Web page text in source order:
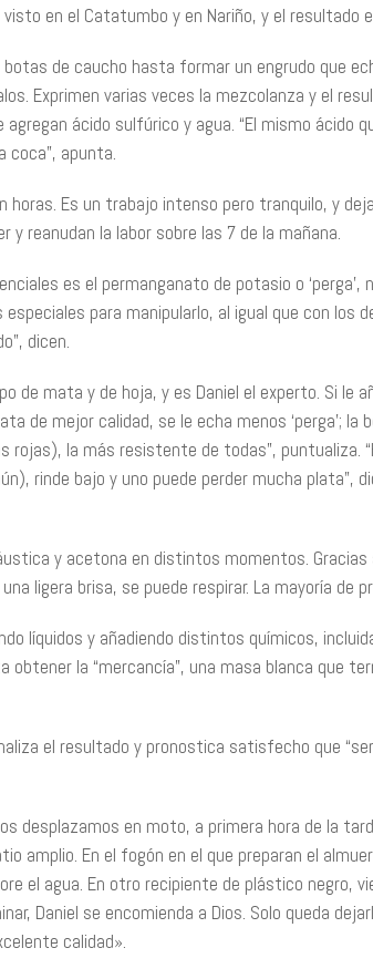
en el Catatumbo y en Nariño, y el resultado
de caucho hasta formar un engrudo que
Exprimen varias veces la mezcolanza y el
ácido sulfúrico y agua. “El mismo ácido
coca”, apunta.
horas. Es un trabajo intenso pero tranquilo, y
y reanudan la labor sobre las 7 de la mañana.
es el permanganato de potasio o
para manipularlo, al igual que con los
dicen.
de mata y de hoja, y es Daniel el experto. Si le
de mejor calidad, se le echa menos ‘perga’;
rojas), la más resistente de todas”, puntualiza.
rinde bajo y uno puede perder mucha plata”,
y acetona en distintos momentos.
ligera brisa, se puede respirar. La mayoría de
líquidos y añadiendo distintos químicos,
obtener la “mercancía”, una masa blanca que
el resultado y pronostica satisfecho que
desplazamos en moto, a primera hora de la
amplio. En el fogón en el que preparan el
el agua. En otro recipiente de plástico negro,
Daniel se encomienda a Dios. Solo queda
calidad».